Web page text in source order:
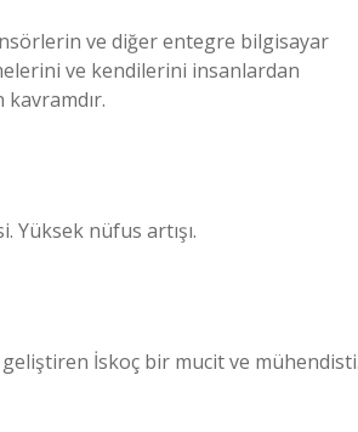
ve diğer entegre bilgisayar
ve kendilerini insanlardan
Yüksek nüfus artışı.
İskoç bir mucit ve